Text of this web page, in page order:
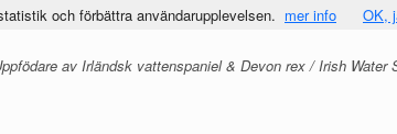
av Irländsk vattenspaniel & Devon rex / Irish Water
och förbättra användarupplevelsen. mer info OK,